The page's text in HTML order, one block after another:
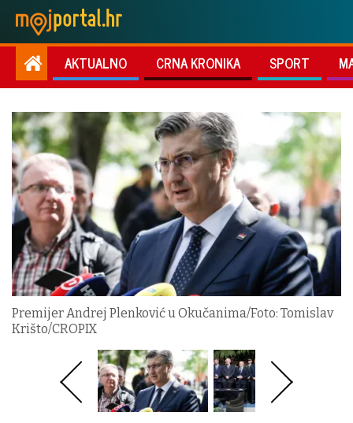
AKTUALNO CRNA KRONIKA SPORT
Premijer Andrej Plenković u Okučanima/Foto: Tomislav
Krišto/CROPIX